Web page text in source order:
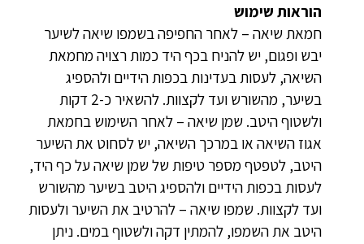
הוראות שימוש
חמאת שיאה – לאחר החפיפה בשמפו שיאה לשיער
יבש ופגום, יש להניח בכף היד כמות רצויה מחמאת
השיאה, לעסות בעדינות בכפות הידיים ולהספיג
בשיער, מהשורש ועד לקצוות. להשאיר כ-2 דקות
ולשטוף היטב. שמן שיאה – לאחר השימוש בחמאת
אגוז השיאה או במרכך השיאה, יש לסחוט את השיער
היטב, לטפטף מספר טיפות של שמן שיאה על כף היד,
לעסות בכפות הידיים ולהספיג היטב בשיער מהשורש
ועד לקצוות. שמפו שיאה – להרטיב את השיער ולעסות
היטב את השמפו, להמתין דקה ולשטוף במים. ניתן